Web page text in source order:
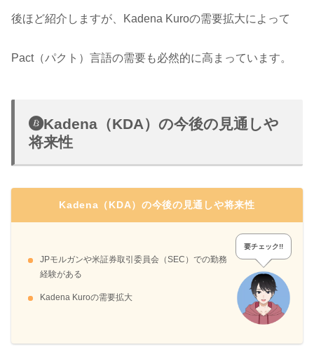
後ほど紹介しますが、Kadena Kuroの需要拡大によって
Pact（パクト）言語の需要も必然的に高まっています。
Kadena（KDA）の今後の見通しや
将来性
Kadena（KDA）の今後の見通しや将来性
JPモルガンや米証券取引委員会（SEC）での勤務
経験がある
Kadena Kuroの需要拡大
要チェック!!